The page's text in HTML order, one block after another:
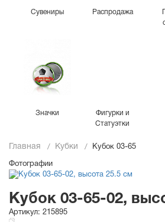
Сувениры Распродажа
Значки
Фигурки и
Статуэтки
Главная Кубки Кубок 03-65
Фотографии
Кубок 03-65-02,
Артикул: 215895